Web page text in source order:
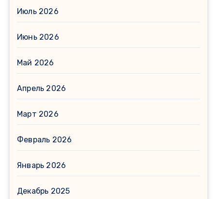
Июль 2026
Июнь 2026
Май 2026
Апрель 2026
Март 2026
Февраль 2026
Январь 2026
Декабрь 2025